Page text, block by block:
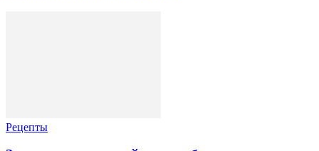
Рецепты